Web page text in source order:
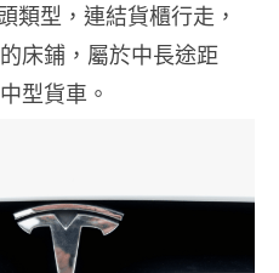
類型，連結貨櫃行走，
床鋪，屬於中長途距
型貨車。